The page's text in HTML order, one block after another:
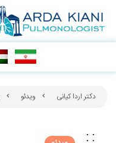
دکتر اردا کیانی ویدئو